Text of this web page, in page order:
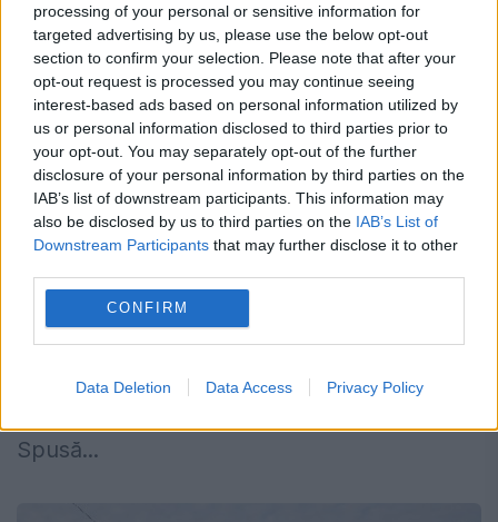
processing of your personal or sensitive information for
targeted advertising by us, please use the below opt-out
section to confirm your selection. Please note that after your
opt-out request is processed you may continue seeing
interest-based ads based on personal information utilized by
us or personal information disclosed to third parties prior to
your opt-out. You may separately opt-out of the further
disclosure of your personal information by third parties on the
IAB’s list of downstream participants. This information may
also be disclosed by us to third parties on the IAB’s List of
Downstream Participants that may further disclose it to other
CONFIRM
Data Deletion Data Access Privacy Policy
Istoria sașilor din „Țara Ovăzului”.
Mărturii emoționante ale Sofiei,
bătrâna de 94 de ani care evadează
primăvara din Germania pentru a
spune povești în Transilvania
Curtea Veche Publishing lansează trei
proiecte unice dedicate mostenirii sașilor în
Transilvania: cărtile Ruxandrei Hurezean
„Criț. Istoria, poveștile și viața unui sat de
Spusă...